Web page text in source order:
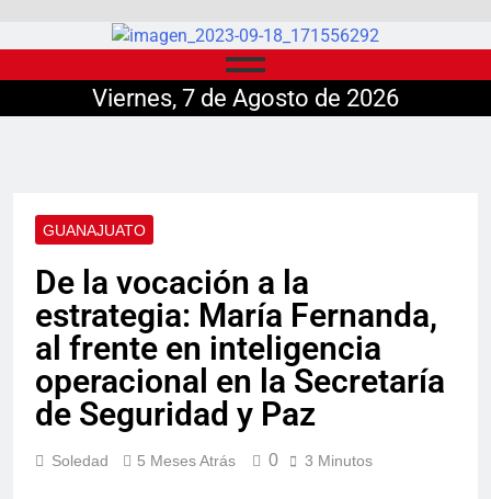
Viernes, 7 de Agosto de 2026
GUANAJUATO
De la vocación a la
estrategia: María Fernanda,
al frente en inteligencia
operacional en la Secretaría
de Seguridad y Paz
Soledad 5 Meses Atrás 0 3 Minutos